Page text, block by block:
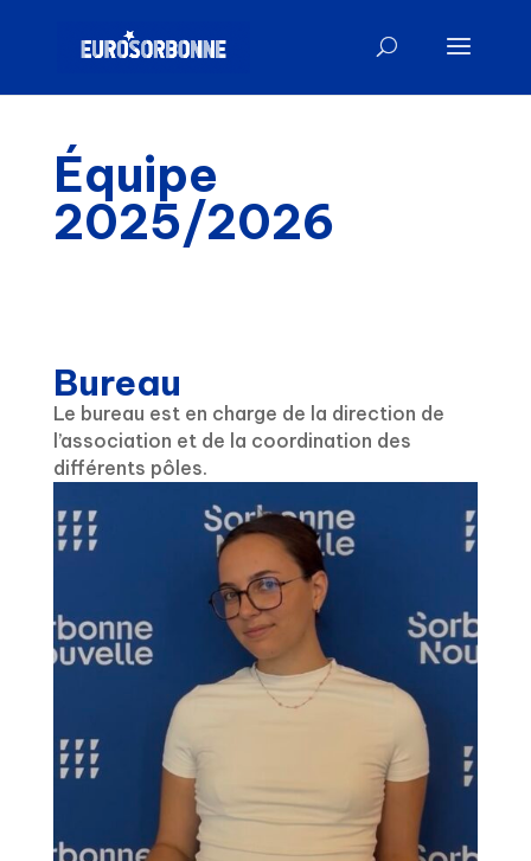
Équipe
2025/2026
Bureau
Le bureau est en charge de la direction de
l’association et de la coordination des
différents pôles.